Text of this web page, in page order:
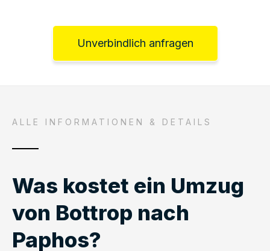
Unverbindlich anfragen
ALLE INFORMATIONEN & DETAILS
Was kostet ein Umzug
von Bottrop nach
Paphos?